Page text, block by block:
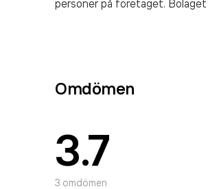
personer på företaget.
Omdömen
3.7
3 omdömen